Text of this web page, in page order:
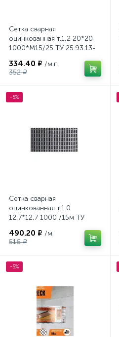
Сетка сварная
оцинкованная т.1,2 20*20
1000*М15/25 ТУ 25.93.13-
334.40 ₽ /м.п
352 ₽
-5%
Сетка сварная
оцинкованная т.1.0
12,7*12,7 1000 /15м ТУ
490.20 ₽ /м
516 ₽
-5%